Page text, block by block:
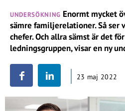
UNDERSÖKNING Enormt mycket
sämre familjerelationer. Så ser
chefer. Och allra sämst är det
ledningsgruppen, visar en ny
23 maj 2022